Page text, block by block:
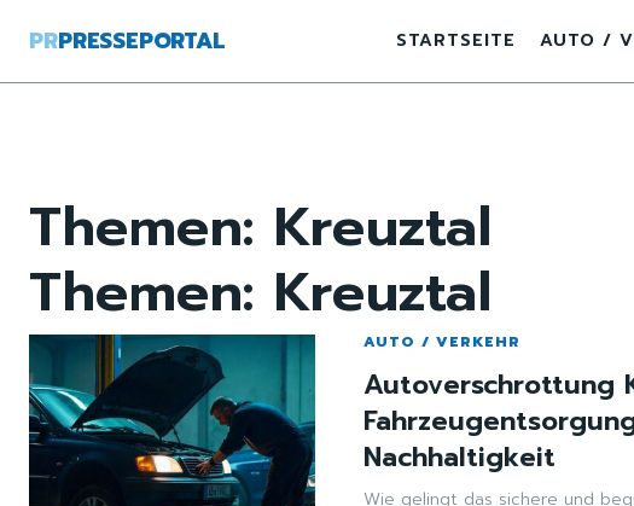
PRPRESSEPORTAL STARTSEITE AUTO /
Themen: Kreuztal
Themen: Kreuztal
AUTO / VERKEHR
Autoverschrottung
Nachhaltigkeit
Wie gelingt das sichere und